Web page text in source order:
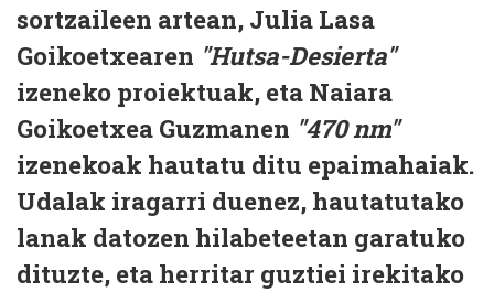
sortzaileen artean, Julia Lasa
Goikoetxearen "Hutsa-Desierta"
izeneko proiektuak, eta Naiara
Goikoetxea Guzmanen "470 nm"
izenekoak hautatu ditu epaimahaiak.
Udalak iragarri duenez, hautatutako
lanak datozen hilabeteetan garatuko
dituzte, eta herritar guztiei irekitako